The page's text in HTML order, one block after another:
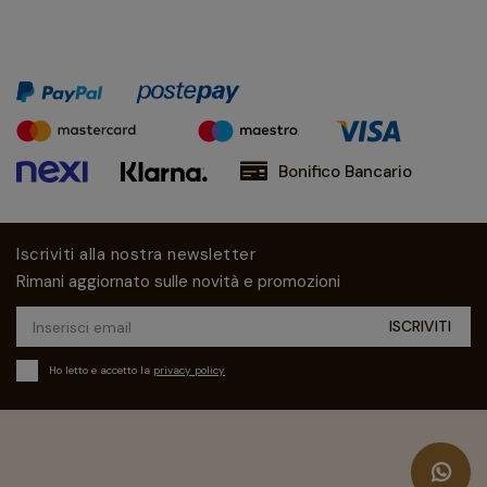
Bonifico Bancario
Iscriviti alla nostra newsletter
Rimani aggiornato sulle novità e promozioni
Ho letto e accetto la privacy policy